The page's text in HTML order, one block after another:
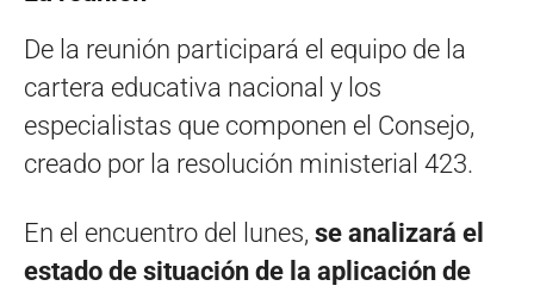
De la reunión participará el equipo de la
cartera educativa nacional y los
especialistas que componen el Consejo,
creado por la resolución ministerial 423.
En el encuentro del lunes, se analizará el
estado de situación de la aplicación de